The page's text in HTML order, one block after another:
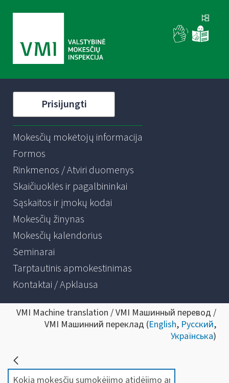
Prisijungti
Mokesčių mokėtojų informacija
Formos
Rinkmenos / Atviri duomenys
Skaičiuoklės ir pagalbininkai
Sąskaitos ir įmokų kodai
Mokesčių žinynas
Mokesčių kalendorius
Seminarai
Tarptautinis apmokestinimas
Kontaktai / Apklausa
VMI Machine translation / VMI Машинный перевод /
VMI Машинний переклад (English, Русский,
Українська)